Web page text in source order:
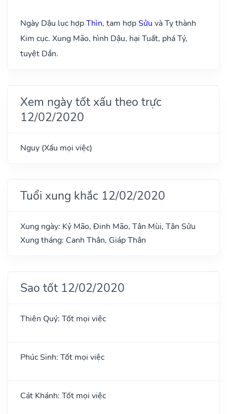
Ngày Dậu lục hợpThìn, tam hợpSửu và Tỵ thành
Kim cục. Xung Mão, hình Dậu, hại Tuất, phá Tý,
tuyệt Dần.
Xem ngày tốt xấu theo trực
12/02/2020
Nguy (Xấu mọi việc)
Tuổi xung khắc 12/02/2020
Xung ngày: Kỷ Mão, Đinh Mão, Tân Mùi, Tân Sửu
Xung tháng: Canh Thân, Giáp Thân
Sao tốt 12/02/2020
Thiên Quý: Tốt mọi việc
Phúc Sinh: Tốt mọi việc
Cát Khánh: Tốt mọi việc